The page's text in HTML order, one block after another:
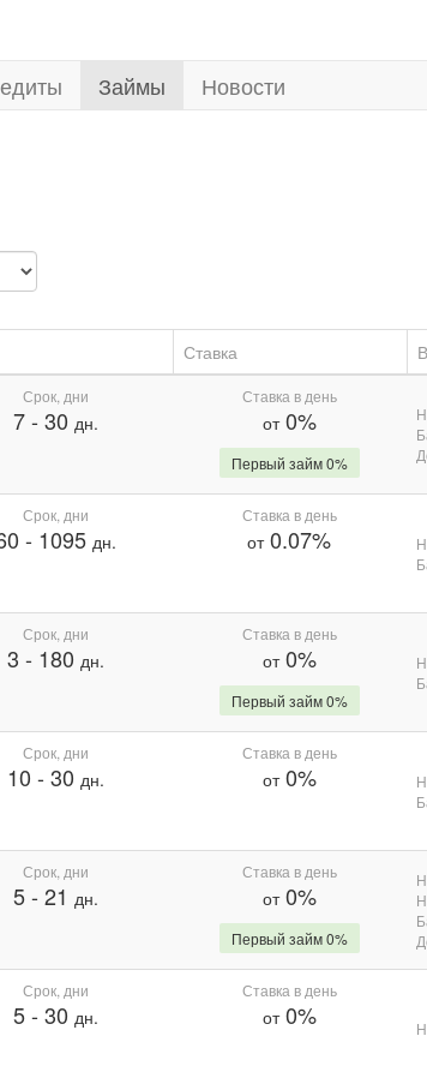
Займы Новости
Ставка
Срок, дни
7- 30 дн.
Ставка в день
от0%
Первый займ 0%
Срок, дни
- 1095 дн.
Ставка в день
от0.07%
Срок, дни
3 - 180 дн.
Ставка в день
от0%
Первый займ 0%
Срок, дни
10 - 30 дн.
Ставка в день
от0%
Срок, дни
5- 21 дн.
Ставка в день
от0%
Первый займ 0%
Срок, дни
5- 30 дн.
Ставка в день
от0%